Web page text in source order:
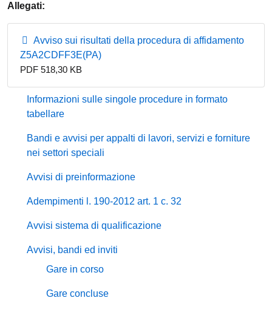
Allegati:
Avviso sui risultati della procedura di affidamento
Z5A2CDFF3E(PA)
PDF 518,30 KB
Informazioni sulle singole procedure in formato
tabellare
Bandi e avvisi per appalti di lavori, servizi e forniture
nei settori speciali
Avvisi di preinformazione
Adempimenti l. 190-2012 art. 1 c. 32
Avvisi sistema di qualificazione
Avvisi, bandi ed inviti
Gare in corso
Gare concluse